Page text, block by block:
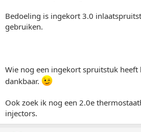
Bedoeling is ingekort 3.0
gebruiken.
Wie nog een ingekort spruitstuk heeft
dankbaar.
Ook zoek ik nog een 2.0e
injectors.